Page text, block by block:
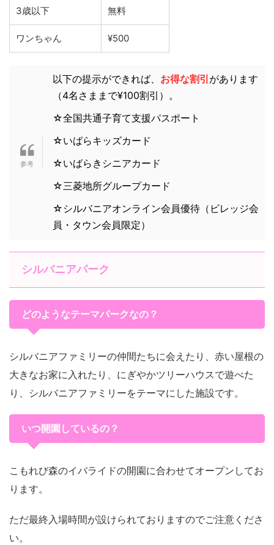
3歳以下 無料
ワンちゃん ¥500
以下の提示ができれば、 お得な割引 があります
（4名さままで¥100割引）。
☆全国共通子育て支援パスポート
☆いばらキッズカード
☆いばらきシニアカード
☆三菱地所グループカード
☆シルバニアオンライン会員優待（ビレッジ会
員・タウン会員限定）
シルバニアパーク
どのようなテーマパークなの？
シルバニアファミリーの仲間たちに会えたり、赤い屋根の
大きなお家に入れたり、にぎやかツリーハウスで遊べた
り、シルバニアファミリーをテーマにした施設です。
いつ開園しているの？
こもれび森のイバライドの開園に合わせてオープンしてお
ります。
ただ最終入場時間が設けられておりますのでご注意くださ
い。